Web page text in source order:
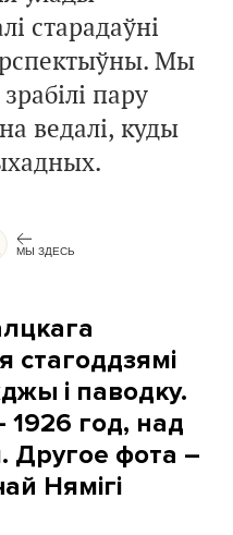
старадаўні
Мы
пару
ведалі, куды
МЫ ЗДЕСЬ
стагоддзямі
і паводку.
год, над
Другое фота –
Нямігі